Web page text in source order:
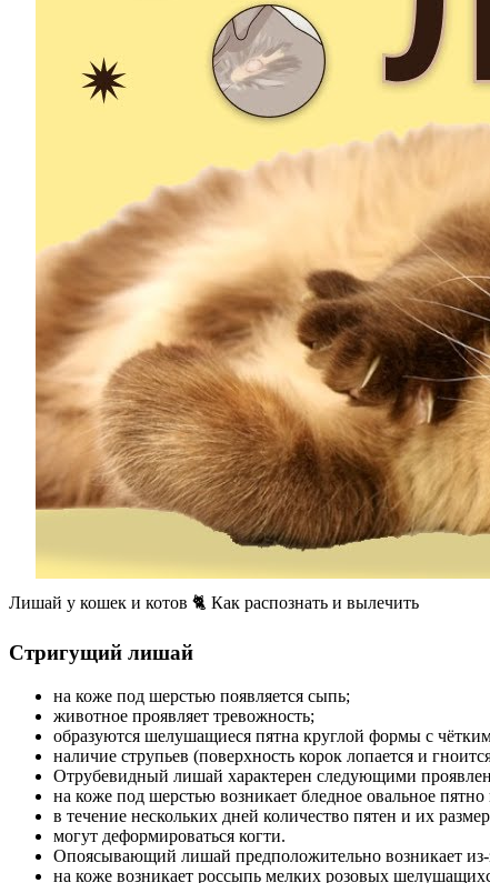
Лишай у кошек и котов 🐈 Как распознать и вылечить
Стригущий лишай
на коже под шерстью появляется сыпь;
животное проявляет тревожность;
образуются шелушащиеся пятна круглой формы с
наличие струпьев (поверхность корок лопается и
Отрубевидный лишай характерен следующими
на коже под шерстью возникает бледное овальное пятно
в течение нескольких дней количество пятен и их
могут деформироваться когти.
Опоясывающий лишай предположительно возникает
на коже возникает россыпь мелких розовых